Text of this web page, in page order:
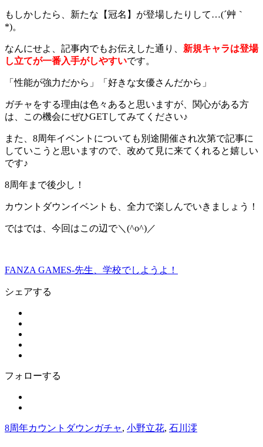
もしかしたら、新たな【冠名】が登場したりして…(´艸｀
*)。
なんにせよ、記事内でもお伝えした通り、 新規キャラは登場
し立てが一番入手がしやすいです。
「性能が強力だから」「好きな女優さんだから」
ガチャをする理由は色々あると思いますが、関心がある方
は、この機会にぜひGETしてみてください♪
また、8周年イベントについても別途開催され次第で記事に
していこうと思いますので、改めて見に来てくれると嬉しい
です♪
8周年まで後少し！
カウントダウンイベントも、全力で楽しんでいきましょう！
ではでは、今回はこの辺で＼(^o^)／
FANZA GAMES-先生、学校でしようよ！
シェアする
フォローする
8周年カウントダウンガチャ, 小野立花, 石川澪